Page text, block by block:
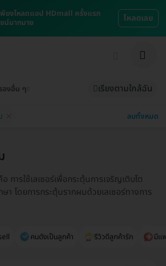
ยงโหลดแอป HDmall ครั้งแรก
น์มากมาย
โหลดเลย
องอื่น ๆ เรียงตามใกล้ฉัน
ลบทั้งหมด
คนดังเป็นลูกค้า รีวิวดีลูกค้ารัก มีแ
การใช้เลเซอร์เพื่อกระตุ้นการเจริญเติบโต
า โดยการกระตุ้นรากผมด้วยเลเซอร์ทางการ